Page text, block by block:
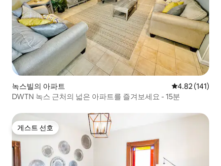
녹스빌의 아파트 평점 4.82점(5
4.82 (141)
DWTN 녹스 근처의 넓은 아파트를 즐겨보세요 - 15분
게스트 선호
게스트 선호